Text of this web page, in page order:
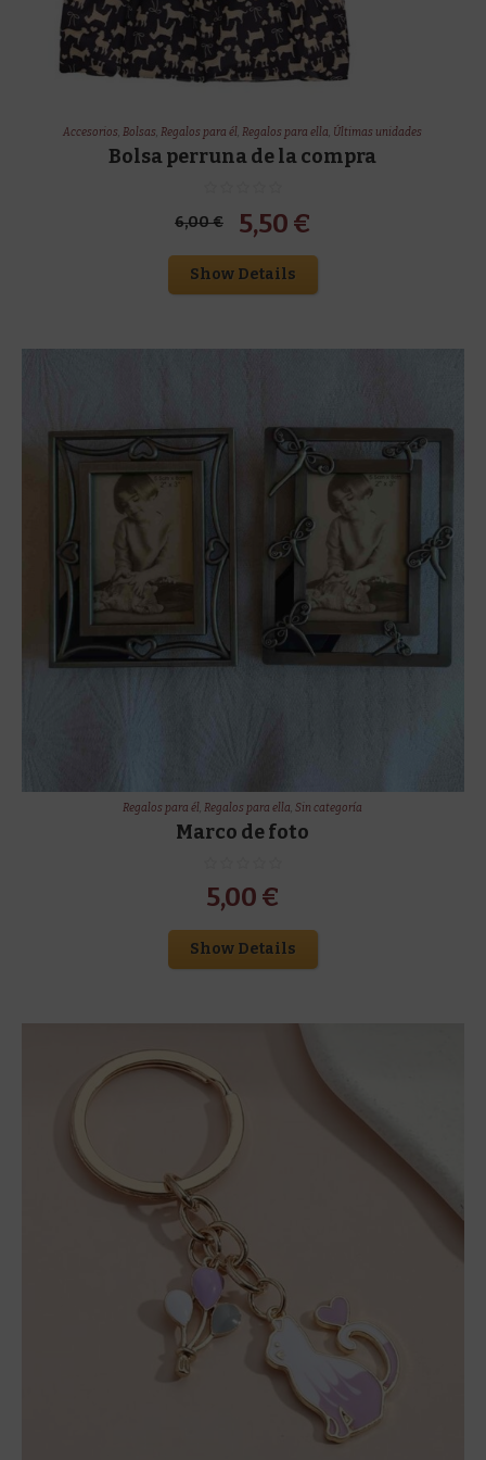
Accesorios,Bolsas,Regalos para él,Regalos para ella, Últimas unidades
Bolsa perruna de la compra
6,00€
El
precio
original
6,00 €.
5,50 €
precio
actual
5,50 €.
Show Details
Regalos para él,Regalos para ella,Sin categoría
Marco de foto
5,00 €
Show Details